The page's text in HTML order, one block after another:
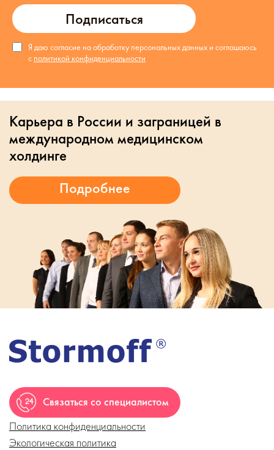
Подписаться
Я даю согласие на обработку персональных данных и соглашаюсь
с политикой конфиденциальности
Карьера в России и заграницей в
международном медицинском
холдинге
Связаться со специалистом
Политика конфиденциальности
Экологическая политика